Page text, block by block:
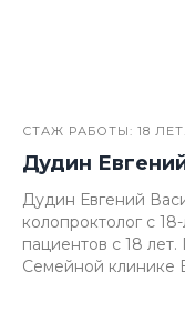
СТАЖ РАБОТЫ: 18
Дудин
Дудин Евгений
колопроктолог с
пациентов с 18
Семейной клинике